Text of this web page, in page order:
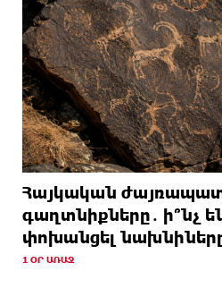
Հայկական
գաղտնիքները․ ի՞նչ
փոխանցել
1 ՕՐ ԱՌԱՋ